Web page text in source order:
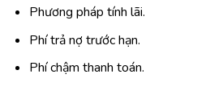
Phương pháp tính lãi.
Phí trả nợ trước hạn.
Phí chậm thanh toán.